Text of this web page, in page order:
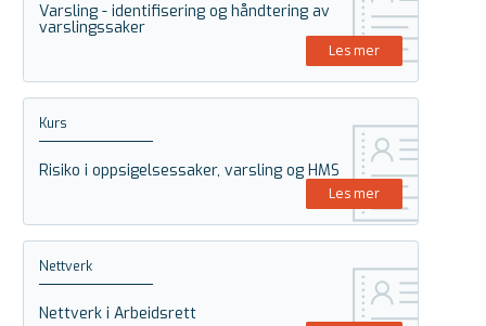
Varsling - identifisering og håndtering av
varslingssaker
Les mer
Kurs
Risiko i oppsigelsessaker, varsling og HMS
Les mer
Nettverk
Nettverk i Arbeidsrett